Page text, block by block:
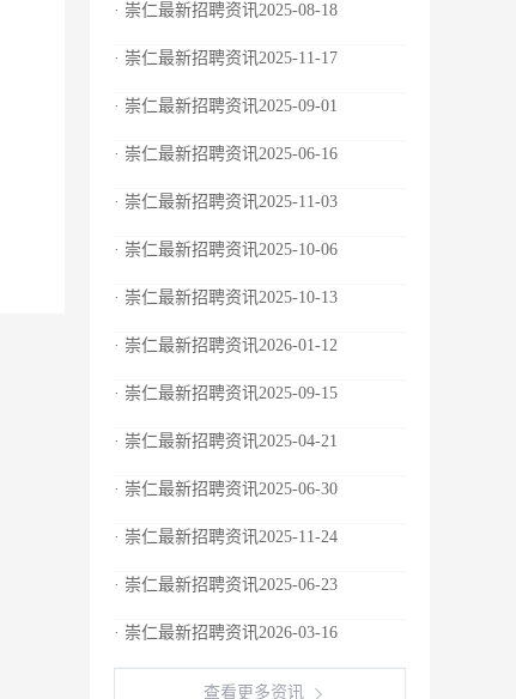
· 崇仁最新招聘资讯2025-08-18
· 崇仁最新招聘资讯2025-11-17
· 崇仁最新招聘资讯2025-09-01
· 崇仁最新招聘资讯2025-06-16
· 崇仁最新招聘资讯2025-11-03
· 崇仁最新招聘资讯2025-10-06
· 崇仁最新招聘资讯2025-10-13
· 崇仁最新招聘资讯2026-01-12
· 崇仁最新招聘资讯2025-09-15
· 崇仁最新招聘资讯2025-04-21
· 崇仁最新招聘资讯2025-06-30
· 崇仁最新招聘资讯2025-11-24
· 崇仁最新招聘资讯2025-06-23
· 崇仁最新招聘资讯2026-03-16
查看更多资讯